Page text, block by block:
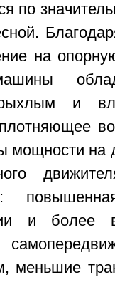
по
на
и
мощности
и более
меньшие